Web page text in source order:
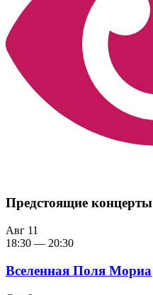
Предстоящие концерты
Авг 11
18:30 — 20:30
Вселенная Поля Мориа